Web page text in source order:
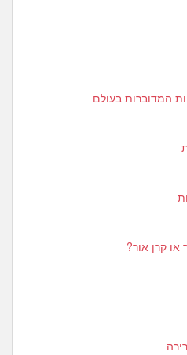
או קרן אור?